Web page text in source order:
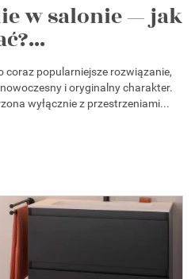
w salonie — jak
coraz popularniejsze rozwiązanie,
i oryginalny charakter.
wyłącznie z przestrzeniami...